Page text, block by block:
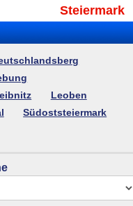
Steiermark
Leoben
Südoststeiermark